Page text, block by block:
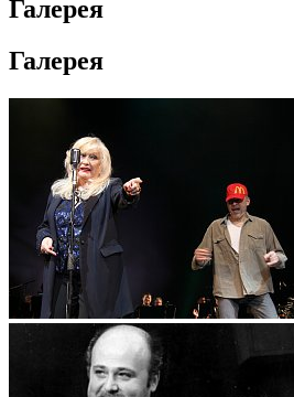
Галерея
Галерея